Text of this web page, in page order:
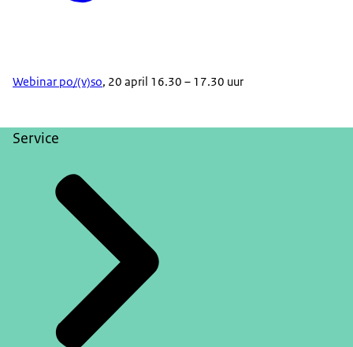
Webinar po/(v)so, 20 april 16.30 – 17.30 uur
Service